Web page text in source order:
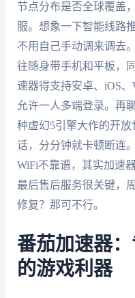
节点分布是否全球覆盖
服。想象一下智能线路
不用自己手动调来调去
往随身带手机和平板，
速器得支持安卓、iOS、
允许一人多端登录。再
种虚幻5引擎大作的开
话，分分钟就卡顿断连
WiFi不靠谱，其实加速
最后售后服务很关键，
修复？那可不行。
番茄加速器
的游戏利器